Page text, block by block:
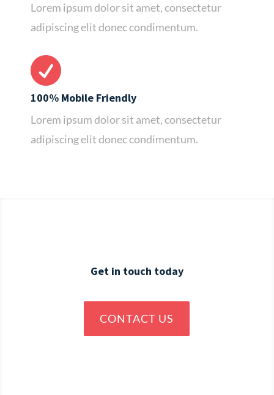
Lorem ipsum dolor sit amet, consectetur
adipiscing elit donec condimentum.

100% Mobile Friendly
Lorem ipsum dolor sit amet, consectetur
adipiscing elit donec condimentum.
Get in touch today
CONTACT US